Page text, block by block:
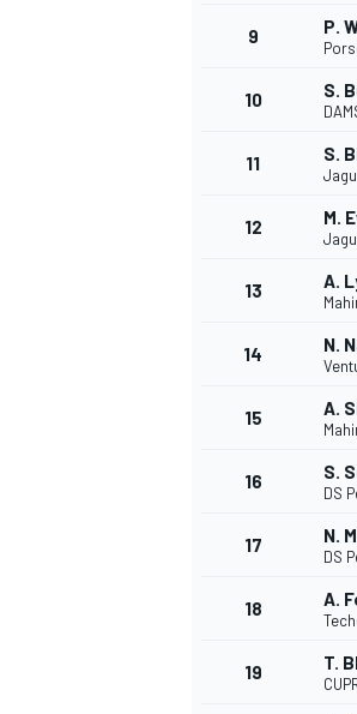
FÓRMULA E
9 P.
10 S.
11 S.
12 M.
13 A.
14 N.
15 A.
16 S.
DS
17 N.
DS
18 A.
19 T.